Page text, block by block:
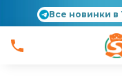
Все новинки